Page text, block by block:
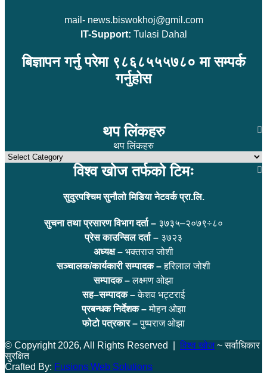
mail- news.biswokhoj@gmil.com
IT-Support: Tulasi Dahal
बिज्ञापन गर्नु परेमा ९८६८५५५७८० मा सम्पर्क
गर्नुहोस
थप लिंकहरु
थप लिंकहरु
विश्व खोज तर्फको टिमः
सुदुरपश्चिम सुनौलो मिडिया नेटवर्क प्रा.लि.
सुचना तथा प्रसारण विभाग दर्ता – ३७३५–२०७९÷८०
प्रेस काउन्सिल दर्ता – ३७२३
अध्यक्ष – भक्तराज जोशी
सञ्चालक/कार्यकारी सम्पादक –हरिलाल जोशी
सम्पादक –लक्ष्मण ओझा
सह–सम्पादक –केशव भट्टराई
प्रबन्धक निर्देशक –मोहन ओझा
फोटो पत्रकार –पुष्पराज ओझा
© Copyright 2026, All Rights Reserved | विश्व खोज~ सर्वाधिकार
सुरक्षित
Crafted By: Fusions Web Solutions